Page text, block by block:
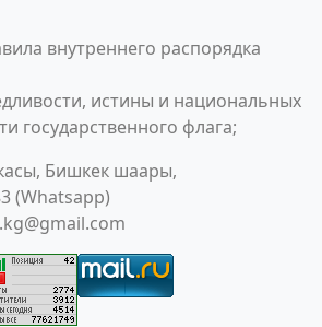
внутреннего распорядка
истины и национальных
государственного флага;
Бишкек шаары,
(Whatsapp)